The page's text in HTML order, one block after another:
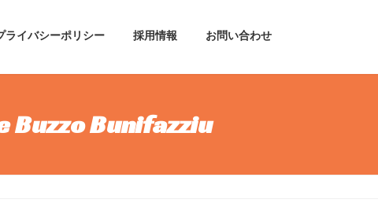
ライバシーポリシー 採用情報 お問い合わせ
Buzzo Bunifazziu